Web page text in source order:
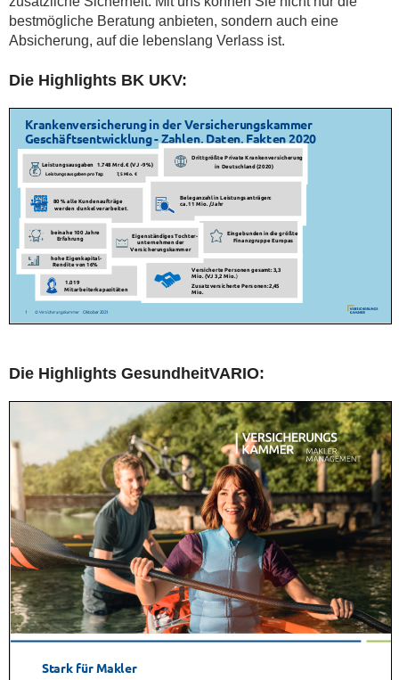
bestmögliche Beratung anbieten, sondern auch eine
Absicherung, auf die lebenslang Verlass ist.
Die Highlights BK UKV:
Die Highlights GesundheitVARIO: